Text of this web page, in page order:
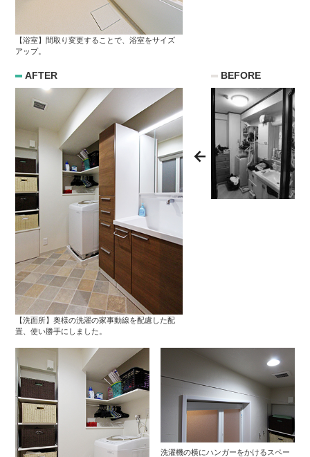
【浴室】間取り変更することで、浴室をサイズ
アップ。
BEFORE
AFTER
【洗面所】奥様の洗濯の家事動線を配慮した配
置、使い勝手にしました。
洗濯機の横にハンガーをかけるスペー